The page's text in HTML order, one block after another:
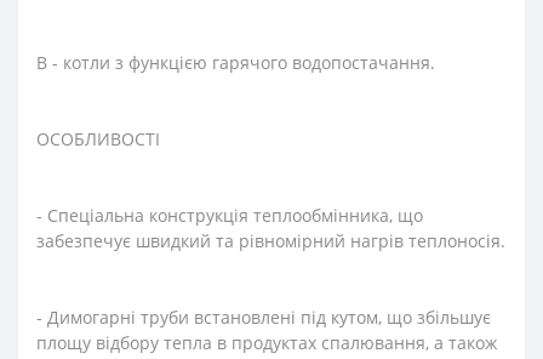
В - котли з функцією гарячого водопостачання.
ОСОБЛИВОСТІ
- Спеціальна конструкція теплообмінника, що
забезпечує швидкий та рівномірний нагрів теплоносія.
- Димогарні труби встановлені під кутом, що збільшує
площу відбору тепла в продуктах спалювання, а також